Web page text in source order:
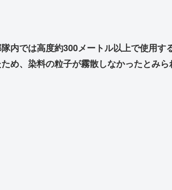
内では高度約300メートル以上で使用す
め、染料の粒子が霧散しなかったとみら